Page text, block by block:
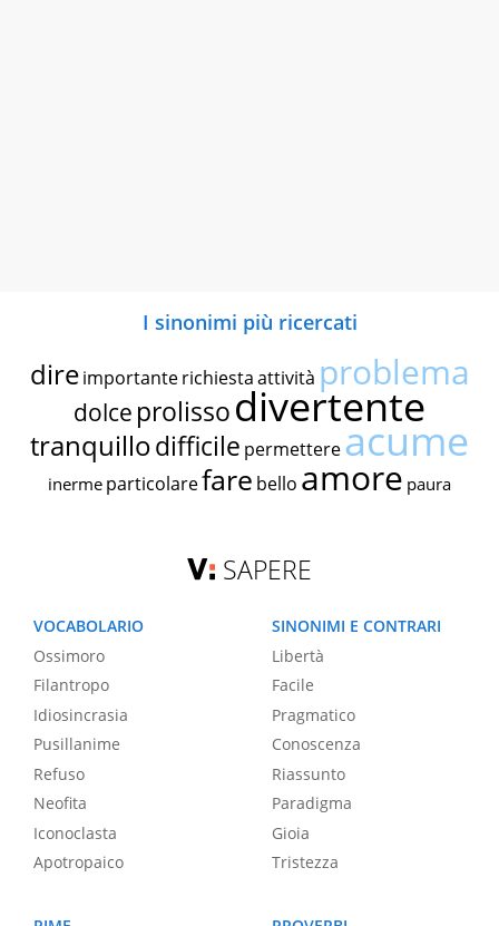
I sinonimi più ricercati
dire importante richiestaattività problema
dolce prolissodivertente
tranquillodifficile permettereacume
inerme particolarefare bello amore paura
SAPERE
VOCABOLARIO
Ossimoro
Filantropo
Idiosincrasia
Pusillanime
Refuso
Neofita
Iconoclasta
Apotropaico
SINONIMI E CONTRARI
Libertà
Facile
Pragmatico
Conoscenza
Riassunto
Paradigma
Gioia
Tristezza